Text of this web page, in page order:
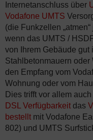
Internetanschluss über
Vodafone UMTS
(die Funkzellen
wenn das UMTS /
von Ihrem Gebäude gut
Stahlbetonmauern
den Empfang vom
Wohnung oder vom
Dies trifft vor allem
DSL Verfügbarkeit das
bestellt mit Vodafone
802) und UMTS